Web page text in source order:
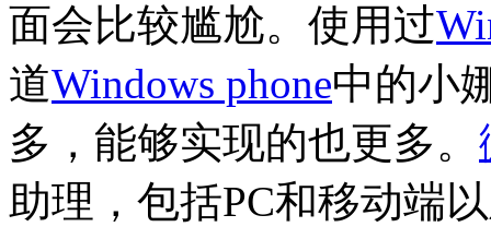
面会比较尴尬。使用过
道Windows phone中的小
多，能够实现的也更多。
助理，包括PC和移动端